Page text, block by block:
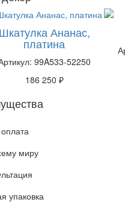
Шкатулка Ананас,
платина
99A533-52250
186 250 ₽
миру
упаковка